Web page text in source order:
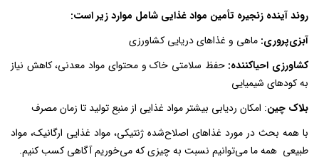
روند آینده زنجیره تأمین مواد غذایی شامل موارد زیر است:
آبزی‌پروری: ماهی و غذاهای دریایی کشاورزی
کشاورزی احیاکننده: حفظ سلامتی خاک و محتوای مواد معدنی، کاهش نیاز
به کودهای شیمیایی
بلاک چین: امکان ردیابی بیشتر مواد غذایی از منبع تولید تا زمان مصرف
با همه بحث در مورد غذاهای اصلاح‌شده ژنتیکی، مواد غذایی ارگانیک، مواد
طبیعی همه ما می‌توانیم نسبت به چیزی که می‌خوریم آگاهی کسب کنیم.